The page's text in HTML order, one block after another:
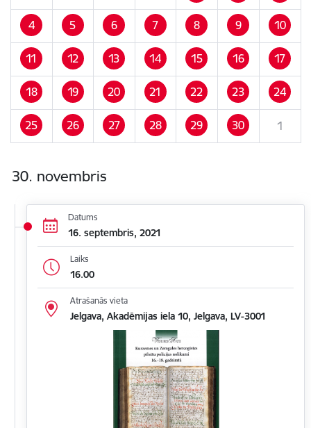
4 5 6 7 8 9 10
11 12 13 14 15 16 17
18 19 20 21 22 23 24
25 26 27 28 29 30 1
30. novembris
Datums
16. septembris, 2021
Laiks
16.00
Atrašanās vieta
Jelgava, Akadēmijas iela 10, Jelgava, LV-3001